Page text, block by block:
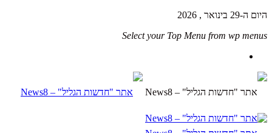
היום ה-29 בינואר , 2026
Select your Top Menu from wp menus